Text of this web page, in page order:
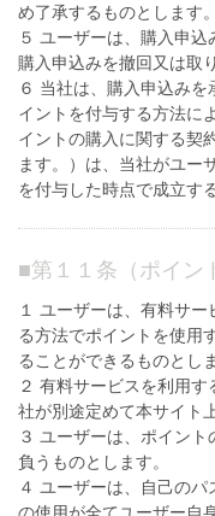
め了承するものとします。
５ ユーザーは、購入申
購入申込みを撤回又は取
６ 当社は、購入申込み
イントを付与する方法に
イントの購入に関する契
ます。）は、当社がユー
を付与した時点で成立す
■第１１条（ポイン
１ ユーザーは、有料サ
る方法でポイントを使用
ることができるものとし
２ 有料サービスを利用
社が別途定めて本サイト
３ ユーザーは、ポイン
負うものとします。
４ ユーザーは、自己の